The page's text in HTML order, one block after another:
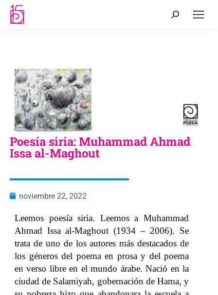
Poesía siria: Muhammad Ahmad
Issa al-Maghout
noviembre 22, 2022
Leemos poesía siria. Leemos a Muhammad
Ahmad Issa al-Maghout (1934 – 2006). Se
trata de uno de los autores más destacados de
los géneros del poema en prosa y del poema
en verso libre en el mundo árabe. Nació en la
ciudad de Salamiyah, gobernación de Hama, y